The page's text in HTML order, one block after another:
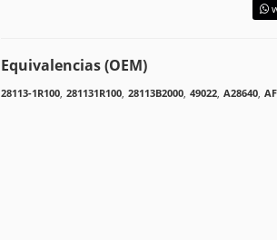
Equivalencias (OEM)
28113-1R100, 281131R100, 28113B2000, 49022, A28640,